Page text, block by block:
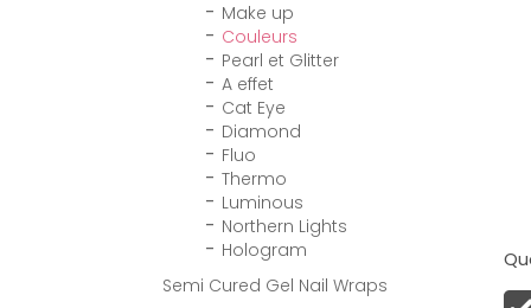
Make up
Couleurs
Pearl et Glitter
A effet
Cat Eye
Diamond
Fluo
Thermo
Luminous
Northern Lights
Hologram
Semi Cured Gel Nail Wraps